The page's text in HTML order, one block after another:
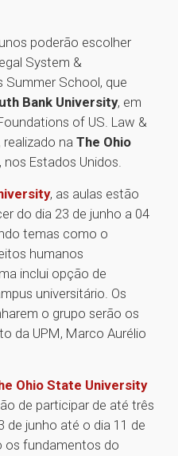
poderão escolher
System &
Summer School, que
Bank University, em
of US. Law &
na The Ohio
nos Estados Unidos.
, as aulas estão
do dia 23 de junho a 04
temas como o
humanos
inclui opção de
universitário. Os
o grupo serão os
da UPM, Marco Aurélio
Ohio State University
de participar de até três
de junho até o dia 11 de
os fundamentos do